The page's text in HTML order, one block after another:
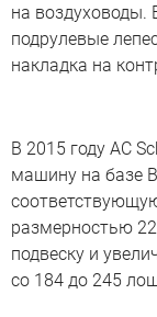
на
подрулевые
накладка на
В 2015 году AC
машину на базе
размерностью
подвеску и
со 184 до 245